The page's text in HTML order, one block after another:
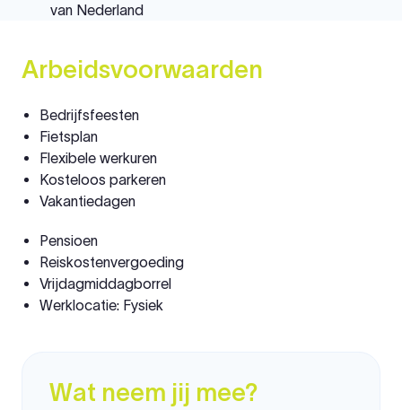
van Nederland
Arbeidsvoorwaarden
Bedrijfsfeesten
Fietsplan
Flexibele werkuren
Kosteloos parkeren
Vakantiedagen
Pensioen
Reiskostenvergoeding
Vrijdagmiddagborrel
Werklocatie: Fysiek
Wat neem jij mee?